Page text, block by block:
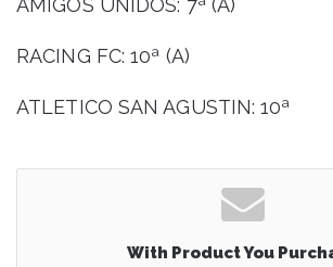
RACING FC: 10ª (A)
ATLETICO SAN AGUSTIN: 10ª
With Product You